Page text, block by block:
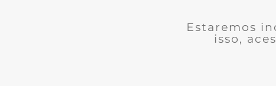
Estaremos
isso,